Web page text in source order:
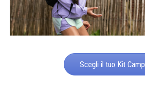
Scegli il tuo Kit Camp